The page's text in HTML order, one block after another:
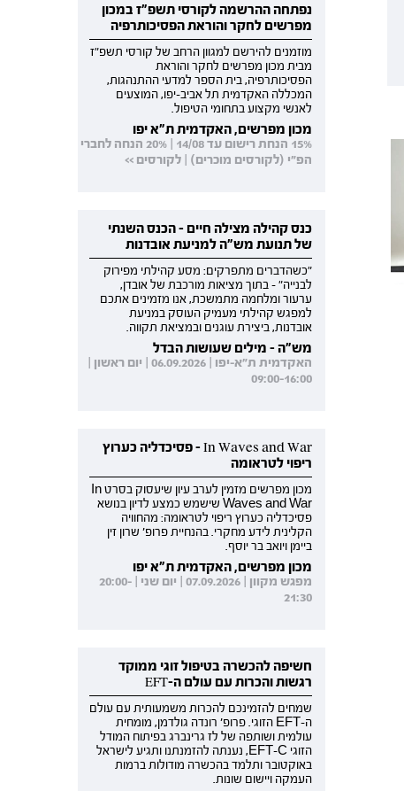
נפתחה ההרשמה לקורסי תשפ"ז במכון
מפרשים לחקר והוראת הפסיכותרפיה
מוזמנים להירשם למגוון הרחב של קורסי תשפ"ז
מבית מכון מפרשים לחקר והוראת
הפסיכותרפיה, בית הספר למדעי ההתנהגות,
המכללה האקדמית תל אביב-יפו, המוצעים
לאנשי מקצוע בתחומי הטיפול.
מכון מפרשים, האקדמית ת"א יפו
15% הנחת רישום עד 14/08 | 20% הנחה לחברי
הפ"י (לקורסים מוכרים) | לקורסים >>
כנס קהילה מצילה חיים - הכנס השנתי
של תנועת מש"ה למניעת אובדנות
"כשהדברים מתפרקים: מסע קהילתי מפירוק
לבנייה" - בתוך מציאות מורכבת של אובדן,
ערעור ומלחמה מתמשכת, אנו מזמינים אתכם
למפגש קהילתי מעמיק העוסק במניעת
אובדנות, ביצירת עוגנים ובמציאת תקווה.
מש"ה - מילים שעושות הבדל
האקדמית ת"א-יפו | 06.09.2026 | יום ראשון |
09:00-16:00
In Waves and War - פסיכדליה כערוץ
ריפוי לטראומה
מכון מפרשים מזמין לערב עיון שיעסוק בסרט In
Waves and War שישמש כמצע לדיון בנושא
פסיכדליה כערוץ ריפוי לטראומה: מהחוויה
הקלינית לידע מחקרי. בהנחיית פרופ' שרון זין
ביימן ויואב בר יוסף.
מכון מפרשים, האקדמית ת"א יפו
מפגש מקוון | 07.09.2026 | יום שני | 20:00-
21:30
חשיפה להכשרה בטיפול זוגי ממוקד
רגשות והכרות עם עולם ה-EFT
שמחים להזמינכם להכרות משמעותית עם עולם
ה-EFT הזוגי. פרופ' רונדה גולדמן, מומחית
עולמית ושותפה של לז גרינברג בפיתוח המודל
הזוגי EFT-C, נענתה להזמנתנו ותגיע לישראל
באוקטובר ותלמד בהכשרה מודולות ברמות
העמקה ויישום שונות.